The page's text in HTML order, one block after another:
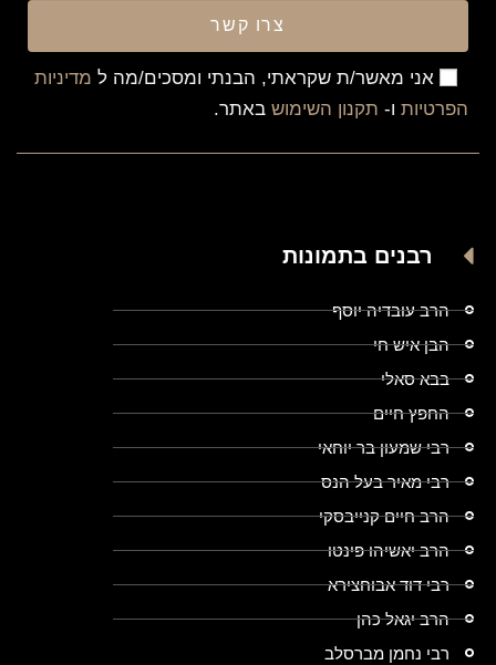
אני מאשר/ת שקראתי, הבנתי ומסכים/מה ל מדיניות
הפרטיות ו- תקנון השימוש באתר.
צרו קשר
רבנים בתמונות
הרב עובדיה יוסף
הבן איש חי
בבא סאלי
החפץ חיים
רבי שמעון בר יוחאי
רבי מאיר בעל הנס
הרב חיים קנייבסקי
הרב יאשיהו פינטו
רבי דוד אבוחצירא
הרב יגאל כהן
רבי נחמן מברסלב